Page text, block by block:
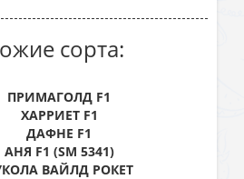
сорта:
ПРИМАГОЛД F1
ХАРРИЕТ F1
ДАФНЕ F1
АНЯ F1 (SM 5341)
ВАЙЛД РОКЕТ